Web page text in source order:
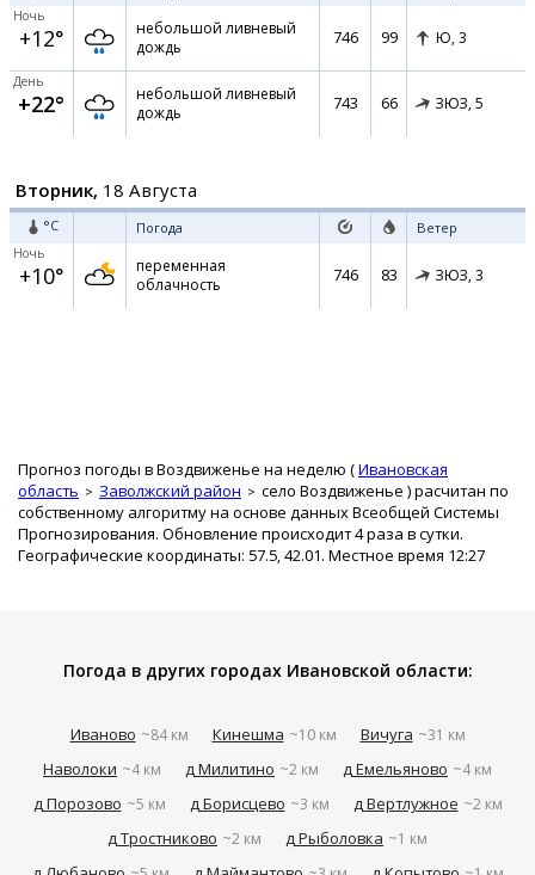
Ночь
+12°
небольшой ливневый
дождь
746 99 Ю, 3
День
+22°
небольшой ливневый
дождь
743 66 ЗЮЗ, 5
Вторник, 18 Августа
°C Погода Ветер
Ночь
+10°
переменная
облачность
746 83 ЗЮЗ, 3
Прогноз погоды в Воздвиженье на неделю (Ивановская
область
Заволжский район село Воздвиженье ) расчитан по
собственному алгоритму на основе данных Всеобщей Системы
Прогнозирования. Обновление происходит 4 раза в сутки.
Географические координаты: 57.5, 42.01. Местное время 12:27
Погода в других городах Ивановской области:
Иваново ~84 км Кинешма ~10 км Вичуга ~31 км
Наволоки ~4 км д Милитино ~2 км д Емельяново ~4 км
д Порозово ~5 км д Борисцево ~3 км д Вертлужное ~2 км
д Тростниково ~2 км д Рыболовка ~1 км